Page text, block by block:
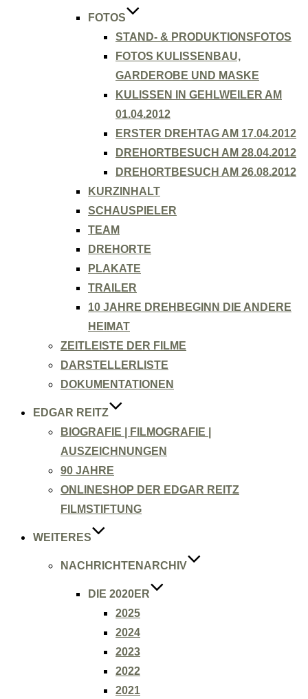
FOTOS
STAND- & PRODUKTIONSFOTOS
FOTOS KULISSENBAU,
GARDEROBE UND MASKE
KULISSEN IN GEHLWEILER AM
01.04.2012
ERSTER DREHTAG AM 17.04.2012
DREHORTBESUCH AM 28.04.2012
DREHORTBESUCH AM 26.08.2012
KURZINHALT
SCHAUSPIELER
TEAM
DREHORTE
PLAKATE
TRAILER
10 JAHRE DREHBEGINN DIE ANDERE
HEIMAT
ZEITLEISTE DER FILME
DARSTELLERLISTE
DOKUMENTATIONEN
EDGAR REITZ
BIOGRAFIE | FILMOGRAFIE |
AUSZEICHNUNGEN
90 JAHRE
ONLINESHOP DER EDGAR REITZ
FILMSTIFTUNG
WEITERES
NACHRICHTENARCHIV
DIE 2020ER
2025
2024
2023
2022
2021